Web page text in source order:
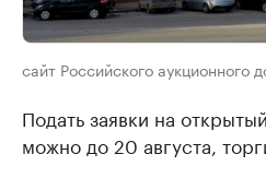
сайт Российского аукционного
Подать заявки на
можно до 20 августа,